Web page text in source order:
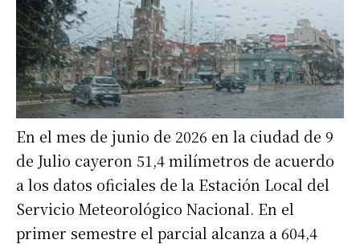
En el mes de junio de 2026 en la ciudad de 9
de Julio cayeron 51,4 milímetros de acuerdo
a los datos oficiales de la Estación Local del
Servicio Meteorológico Nacional. En el
primer semestre el parcial alcanza a 604,4